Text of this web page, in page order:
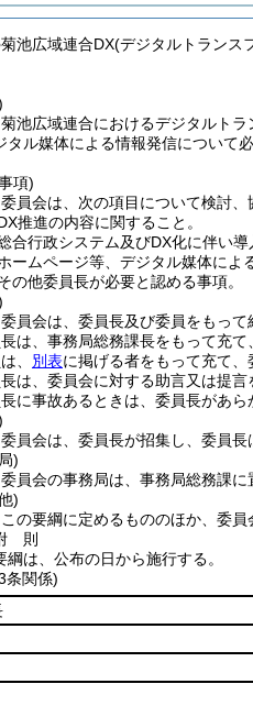
池広域連合DX(デジタルトランス
菊池広域連合におけるデジタルト
タル媒体による情報発信について
項)
委員会は、次の項目について検討、
推進の内容に関すること。
合行政システム及びDX化に伴い
ームページ等、デジタル媒体によ
の他委員長が必要と認める事項。
委員会は、委員長及び委員をもって
は、事務局総務課長をもって充て
、 別表に掲げる者をもって充て、
は、委員会に対する助言又は提
に事故あるときは、委員長があら
委員会は、委員長が招集し、委員長
)
委員会の事務局は、事務局総務課に
)
この要綱に定めるもののほか、委
則
綱は、公布の日から施行する。
条関係)